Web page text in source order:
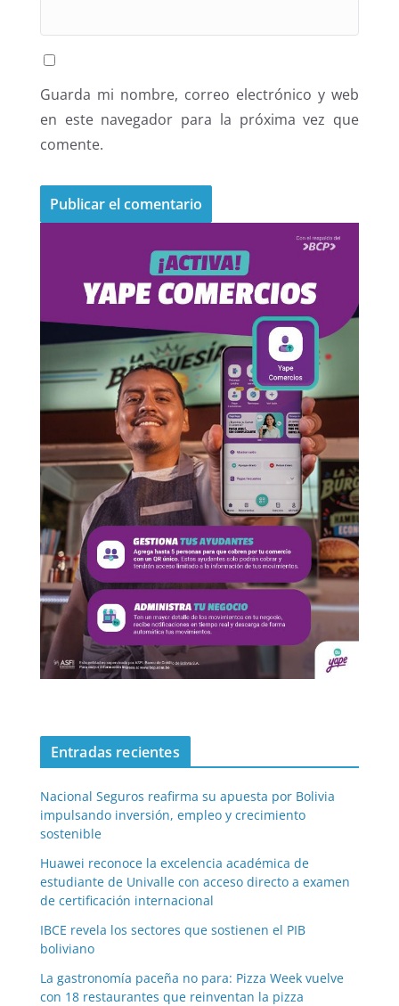
Guarda mi nombre, correo electrónico y web
en este navegador para la próxima vez que
comente.
Entradas recientes
Nacional Seguros reafirma su apuesta por Bolivia
impulsando inversión, empleo y crecimiento
sostenible
Huawei reconoce la excelencia académica de
estudiante de Univalle con acceso directo a examen
de certificación internacional
IBCE revela los sectores que sostienen el PIB
boliviano
La gastronomía paceña no para: Pizza Week vuelve
con 18 restaurantes que reinventan la pizza